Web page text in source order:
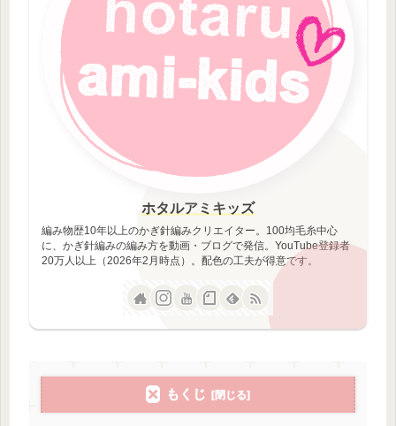
ホタルアミキッズ
編み物歴10年以上のかぎ針編みクリエイター。100均毛糸中心
に、かぎ針編みの編み方を動画・ブログで発信。YouTube登録者
20万人以上（2026年2月時点）。配色の工夫が得意です。
もくじ